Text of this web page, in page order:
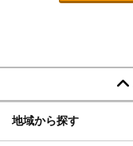
地域から探す